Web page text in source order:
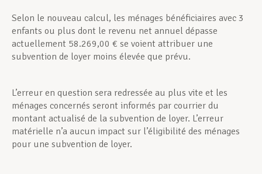
Selon le nouveau calcul, les ménages bénéficiaires avec 3
enfants ou plus dont le revenu net annuel dépasse
actuellement 58.269,00 € se voient attribuer une
subvention de loyer moins élevée que prévu.
L’erreur en question sera redressée au plus vite et les
ménages concernés seront informés par courrier du
montant actualisé de la subvention de loyer. L’erreur
matérielle n’a aucun impact sur l’éligibilité des ménages
pour une subvention de loyer.